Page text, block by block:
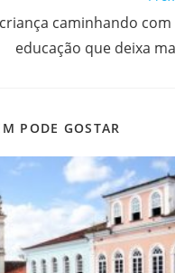
caminhando
educação que deixa
PODE GOSTAR